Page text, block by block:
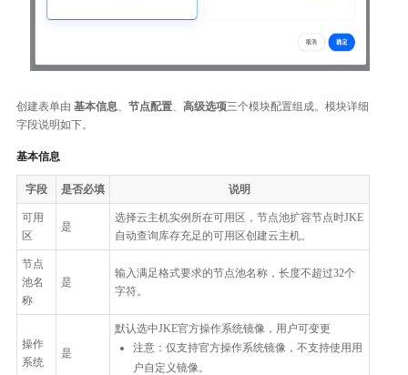
创建表单由 基本信息 节点配置 高级选项三个模块配置组成。模块详细
字段说明如下。
基本信息
字段 是否必填 说明
可用
区
是
选择云主机实例所在可用区，节点池扩容节点时JKE
自动查询库存充足的可用区创建云主机。
节点
池名
称
是
输入满足格式要求的节点池名称，长度不超过32个
字符。
操作
系统
是
默认选中JKE官方操作系统镜像，用户可变更
注意：仅支持官方操作系统镜像，不支持使用用
户自定义镜像。